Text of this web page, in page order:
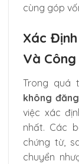
cùng góp
Xác
Và Công
Trong quá
không
việc xác
nhất. Các
chứng từ,
chuyển